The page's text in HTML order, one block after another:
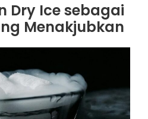
Dry Ice sebagai
Menakjubkan